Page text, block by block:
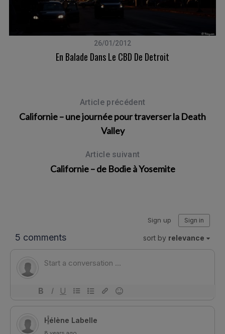
26/01/2012
En Balade Dans Le CBD De Detroit
Article précédent
Californie – une journée pour traverser la Death
Valley
Article suivant
Californie – de Bodie à Yosemite